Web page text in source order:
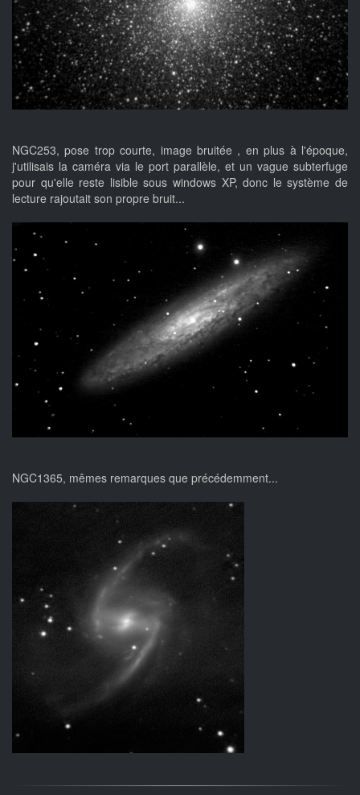
NGC253, pose trop courte, image bruitée , en plus à l'époque,
j'utilisais la caméra via le port parallèle, et un vague subterfuge
pour qu'elle reste lisible sous windows XP, donc le système de
lecture rajoutait son propre bruit...
NGC1365, mêmes remarques que précédemment...